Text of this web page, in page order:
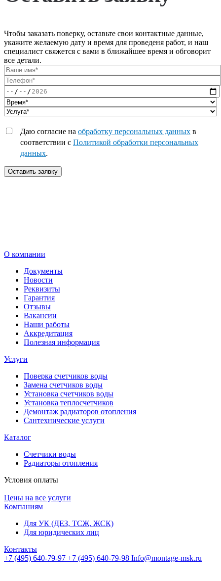
Чтобы заказать поверку, оставьте свои контактные данные,
укажите желаемую дату и время для проведеня работ, и наш
специалист свяжется с вами в ближайшее время и обговорит
все детали.
Даю согласие на обработку персональных данных в
соответствии с Политикой обработки персональных
данных.
Оставить заявку
О компании
Документы
Новости
Реквизиты
Гарантия
Отзывы
Вакансии
Наши работы
Аккредитация
Полезная информация
Услуги
Поверка счетчиков воды
Замена счетчиков воды
Установка счетчиков воды
Установка теплосчетчиков
Демонтаж радиаторов отопления
Сантехнические услуги
Каталог
Счетчики воды
Радиаторы отопления
Условия оплаты
Цены на все услуги
Компаниям
Для УК (ДЕЗ, ТСЖ, ЖСК)
Для юридических лиц
Контакты
+7 (495) 640-79-97 +7 (495) 640-79-98 Info@montage-msk.ru